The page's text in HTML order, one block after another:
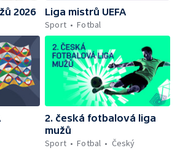
2026
Liga mistrů UEFA
Sport
Fotbal
2. česká fotbalová liga
mužů
Sport
Fotbal Český